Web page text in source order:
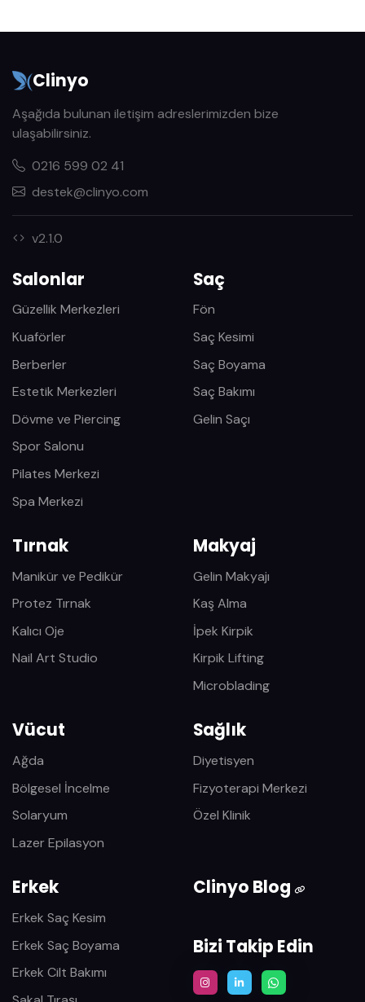
Clinyo
Aşağıda bulunan iletişim adreslerimizden bize
ulaşabilirsiniz.
0216 599 02 41
destek@clinyo.com
v2.1.0
Salonlar
Güzellik Merkezleri
Kuaförler
Berberler
Estetik Merkezleri
Dövme ve Piercing
Spor Salonu
Pilates Merkezi
Spa Merkezi
Saç
Fön
Saç Kesimi
Saç Boyama
Saç Bakımı
Gelin Saçı
Tırnak
Manikür ve Pedikür
Protez Tırnak
Kalıcı Oje
Nail Art Studio
Makyaj
Gelin Makyajı
Kaş Alma
İpek Kirpik
Kirpik Lifting
Microblading
Vücut
Ağda
Bölgesel İncelme
Solaryum
Lazer Epilasyon
Sağlık
Diyetisyen
Fizyoterapi Merkezi
Özel Klinik
Erkek
Erkek Saç Kesim
Erkek Saç Boyama
Erkek Cilt Bakımı
Clinyo Blog
Bizi Takip Edin